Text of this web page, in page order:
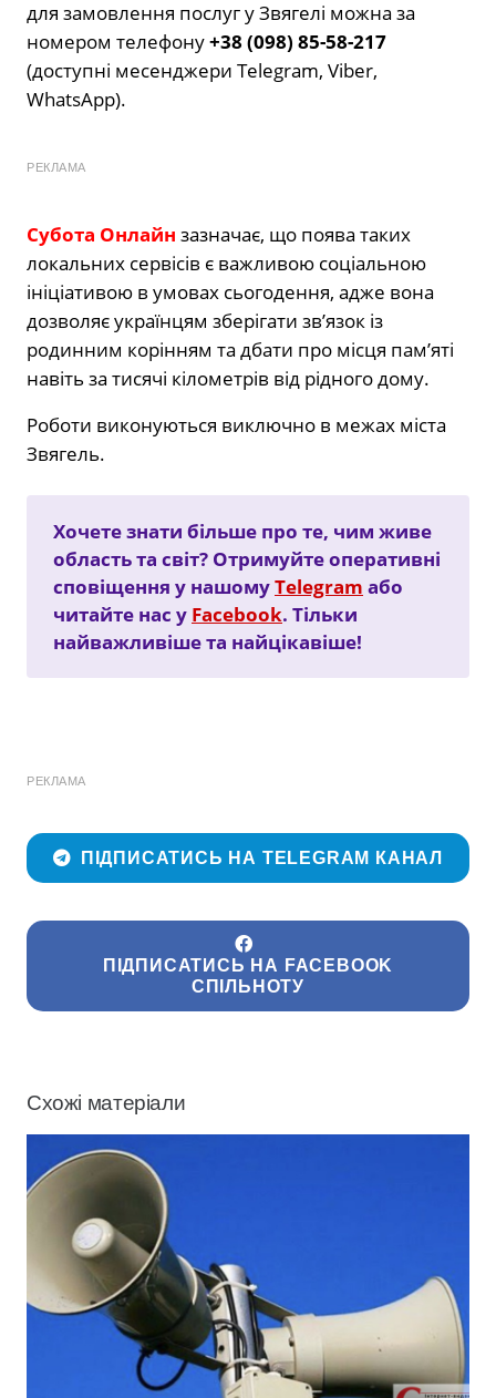
для замовлення послуг у Звягелі можна за
номером телефону+38 (098) 85-58-217
(доступні месенджери Telegram, Viber,
WhatsApp).
РЕКЛАМА
Субота Онлайн зазначає, що поява таких
локальних сервісів є важливою соціальною
ініціативою в умовах сьогодення, адже вона
дозволяє українцям зберігати зв’язок із
родинним корінням та дбати про місця пам’яті
навіть за тисячі кілометрів від рідного дому.
Роботи виконуються виключно в межах міста
Звягель.
Хочете знати більше про те, чим живе
область та світ? Отримуйте оперативні
сповіщення у нашомуTelegram або
читайте нас у Facebook. Тільки
найважливіше та найцікавіше!
РЕКЛАМА
ПІДПИСАТИСЬ НА TELEGRAM КАНАЛ
ПІДПИСАТИСЬ НА FACEBOOK
СПІЛЬНОТУ
Схожі матеріали